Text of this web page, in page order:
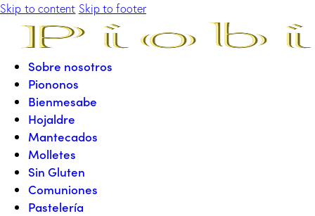
Skip to content Skip to footer
Sobre nosotros
Piononos
Bienmesabe
Hojaldre
Mantecados
Molletes
Sin Gluten
Comuniones
Pastelería